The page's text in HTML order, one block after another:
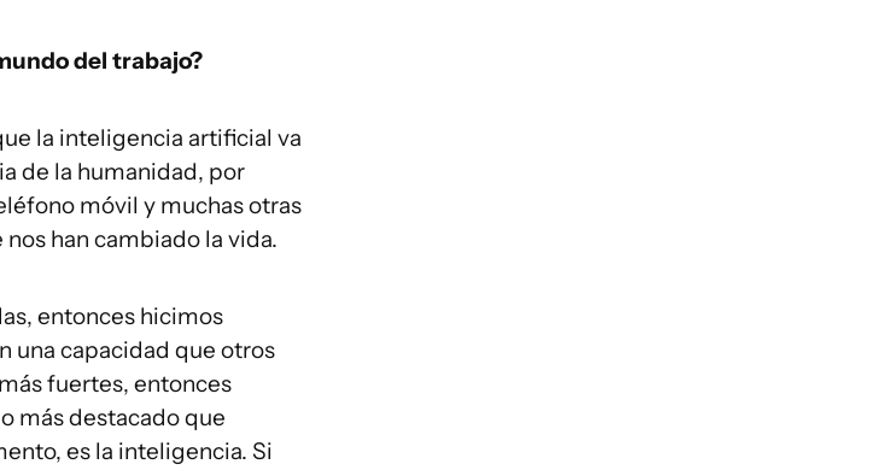
del trabajo?
la inteligencia artificial va
de la humanidad, por
móvil y muchas otras
han cambiado la vida.
entonces hicimos
una capacidad que otros
fuertes, entonces
más destacado que
es la inteligencia. Si